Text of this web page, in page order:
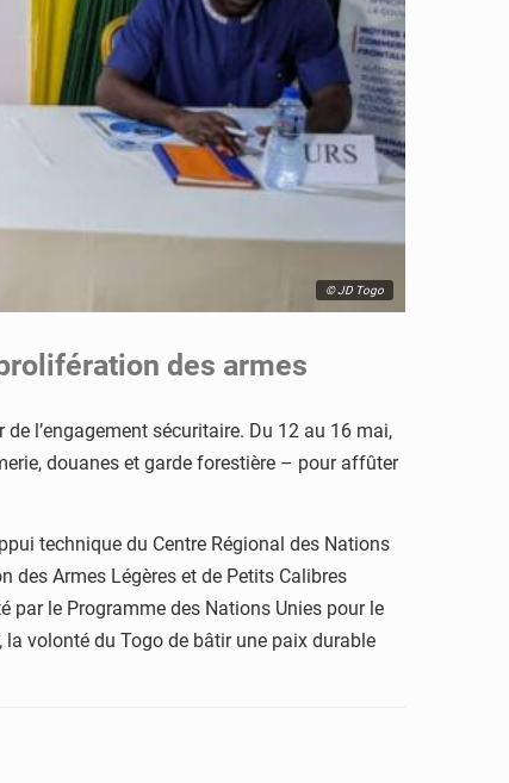
© JD Togo
des armes
l’engagement sécuritaire. Du 12 au 16 mai,
douanes et garde forestière – pour affûter
technique du Centre Régional des Nations
des Armes Légères et de Petits Calibres
par le Programme des Nations Unies pour le
volonté du Togo de bâtir une paix durable